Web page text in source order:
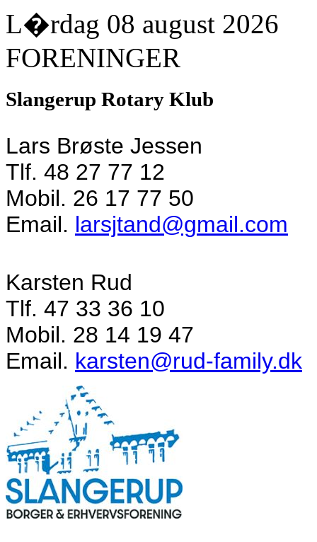
L�rdag 08 august 2026
FORENINGER
Slangerup Rotary Klub
Lars Brøste Jessen
Tlf. 48 27 77 12
Mobil. 26 17 77 50
Email. larsjtand@gmail.com
Karsten Rud
Tlf. 47 33 36 10
Mobil. 28 14 19 47
Email. karsten@rud-family.dk